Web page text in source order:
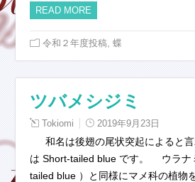
READ MORE
令和２年度投稿 ,蝶
ツバメシジミ
Tokiomi 2019年9月23日
和名は後翅の尾状突起によると言
は Short-tailed blue です。 ウラナ
tailed blue ）と同様にマメ科の植物